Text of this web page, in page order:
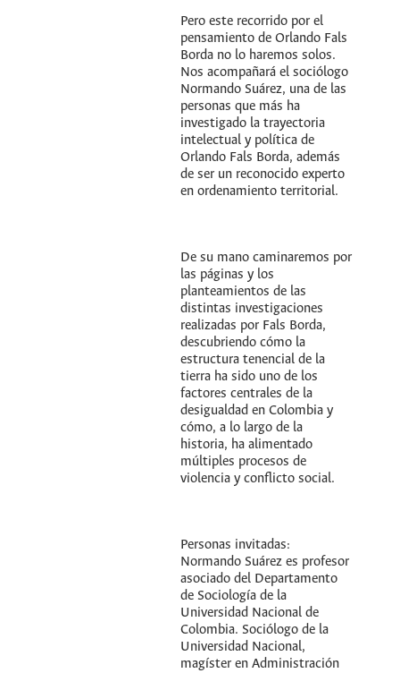
Pero este recorrido por el
pensamiento de Orlando Fals
Borda no lo haremos solos.
Nos acompañará el sociólogo
Normando Suárez, una de las
personas que más ha
investigado la trayectoria
intelectual y política de
Orlando Fals Borda, además
de ser un reconocido experto
en ordenamiento territorial.
De su mano caminaremos por
las páginas y los
planteamientos de las
distintas investigaciones
realizadas por Fals Borda,
descubriendo cómo la
estructura tenencial de la
tierra ha sido uno de los
factores centrales de la
desigualdad en Colombia y
cómo, a lo largo de la
historia, ha alimentado
múltiples procesos de
violencia y conflicto social.
Personas invitadas:
Normando Suárez es profesor
asociado del Departamento
de Sociología de la
Universidad Nacional de
Colombia. Sociólogo de la
Universidad Nacional,
magíster en Administración